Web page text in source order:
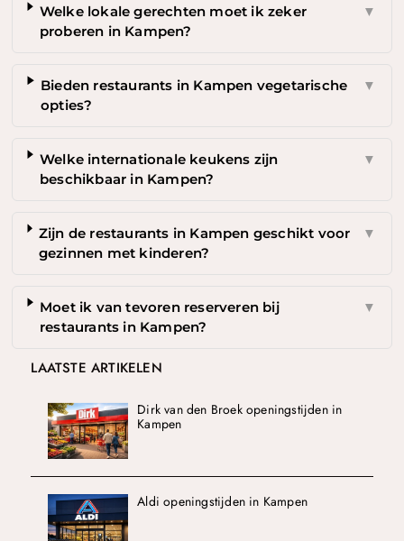
Welke lokale gerechten moet ik zeker
proberen in Kampen?
▼
Bieden restaurants in Kampen vegetarische
opties?
▼
Welke internationale keukens zijn
beschikbaar in Kampen?
▼
Zijn de restaurants in Kampen geschikt voor
gezinnen met kinderen?
▼
Moet ik van tevoren reserveren bij
restaurants in Kampen?
▼
LAATSTE ARTIKELEN
Dirk van den Broek openingstijden in
Kampen
Aldi openingstijden in Kampen